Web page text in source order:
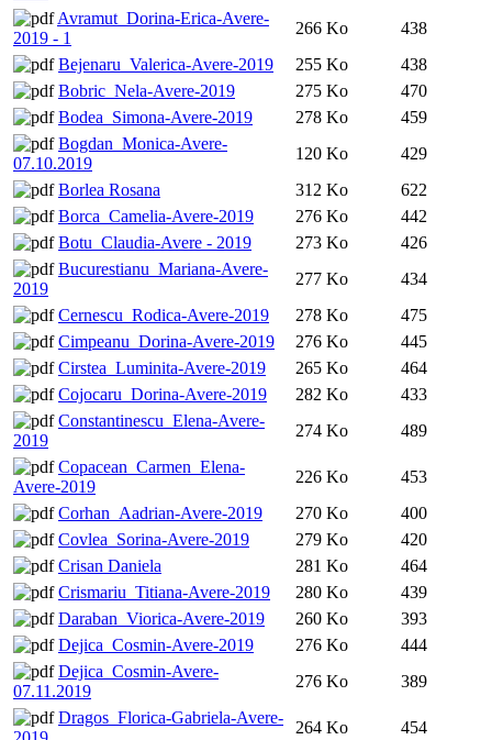
Avramut_Dorina-Erica-Avere-
2019 - 1
266 Ko
438
Bejenaru_Valerica-Avere-2019
255 Ko
438
Bobric_Nela-Avere-2019
275 Ko
470
Bodea_Simona-Avere-2019
278 Ko
459
Bogdan_Monica-Avere-
07.10.2019
120 Ko
429
Borlea Rosana
312 Ko
622
Borca_Camelia-Avere-2019
276 Ko
442
Botu_Claudia-Avere - 2019
273 Ko
426
Bucurestianu_Mariana-Avere-
2019
277 Ko
434
Cernescu_Rodica-Avere-2019
278 Ko
475
Cimpeanu_Dorina-Avere-2019
276 Ko
445
Cirstea_Luminita-Avere-2019
265 Ko
464
Cojocaru_Dorina-Avere-2019
282 Ko
433
Constantinescu_Elena-Avere-
2019
274 Ko
489
Copacean_Carmen_Elena-
Avere-2019
226 Ko
453
Corhan_Aadrian-Avere-2019
270 Ko
400
Covlea_Sorina-Avere-2019
279 Ko
420
Crisan Daniela
281 Ko
464
Crismariu_Titiana-Avere-2019
280 Ko
439
Daraban_Viorica-Avere-2019
260 Ko
393
Dejica_Cosmin-Avere-2019
276 Ko
444
Dejica_Cosmin-Avere-
07.11.2019
276 Ko
389
Dragos_Florica-Gabriela-Avere-
264 Ko
454